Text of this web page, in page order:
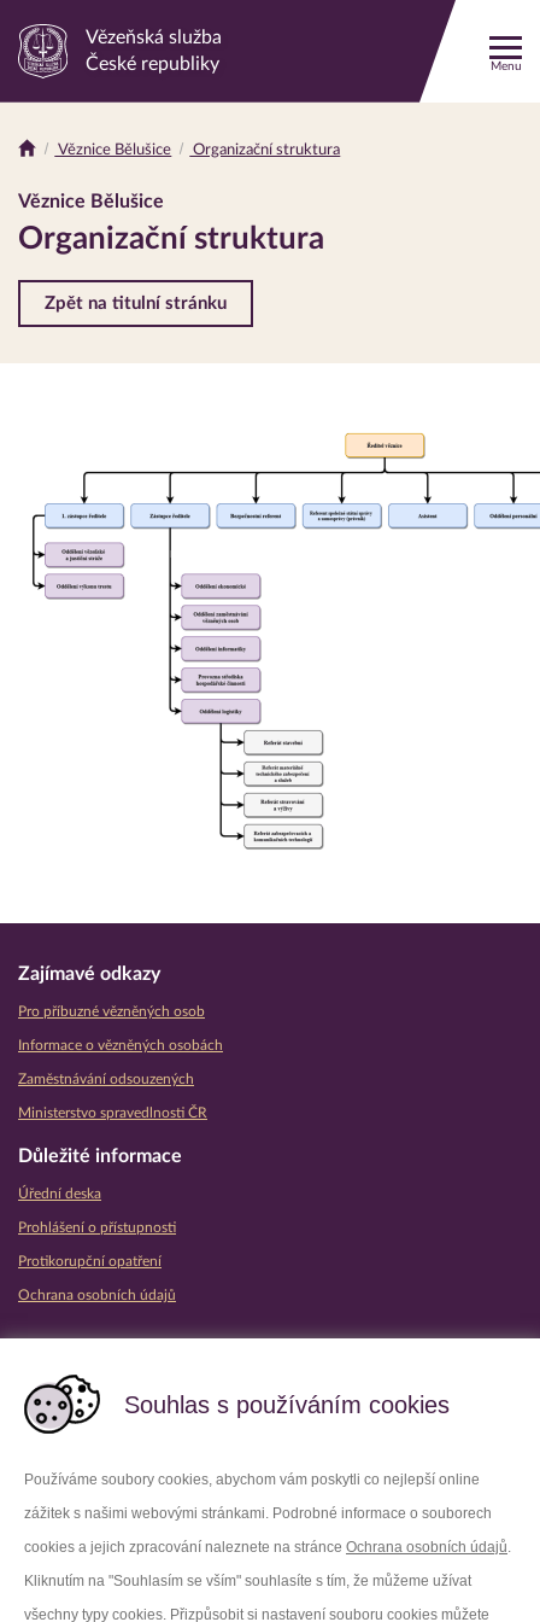
Souhlas s používáním cookies
Používáme soubory cookies, abychom vám poskytli co nejlepší online
zážitek s našimi webovými stránkami. Podrobné informace o souborech
cookies a jejich zpracování naleznete na stránce Ochrana osobních údajů.
Kliknutím na "Souhlasím se vším" souhlasíte s tím, že můžeme užívat
všechny typy cookies. Přizpůsobit si nastavení souboru cookies můžete
Odkaz
stránku
Vězeňská služba
České republiky
Menu
Drobečková
navigace
Věznice Bělušice Organizační struktura
Věznice Bělušice
Organizační struktura
Zpět na titulní stránku
Zajímavé odkazy
Pro příbuzné vězněných osob
Informace o vězněných osobách
Zaměstnávání odsouzených
Ministerstvo spravedlnosti ČR
Důležité informace
Úřední deska
Prohlášení o přístupnosti
Protikorupční opatření
Ochrana osobních údajů
Facebook Youtube